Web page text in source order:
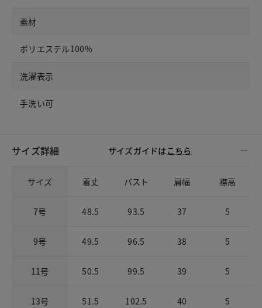
素材
ポリエステル100%
洗濯表示
手洗い可
サイズ詳細 サイズガイドは こちら
サイズ 着丈 バスト 肩幅 襟高
7号 48.5 93.5 37 5
9号 49.5 96.5 38 5
11号 50.5 99.5 39 5
13号 51.5 102.5 40 5